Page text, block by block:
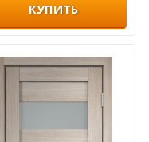
КУПИТЬ